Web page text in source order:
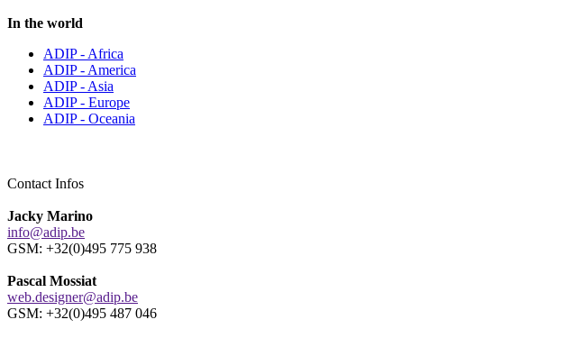
In the world
ADIP - Africa
ADIP - America
ADIP - Asia
ADIP - Europe
ADIP - Oceania
Contact Infos
Jacky Marino
info@adip.be
GSM: +32(0)495 775 938
Pascal Mossiat
web.designer@adip.be
GSM: +32(0)495 487 046